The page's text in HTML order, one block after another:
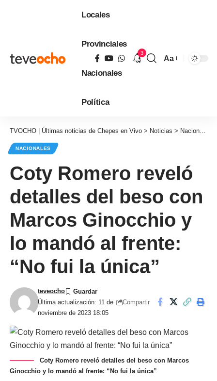
Locales
Provinciales
Nacionales
Política
3
Aa
TVOCHO | Últimas noticias de Chepes en Vivo > Noticias > Nacionales
NACIONALES
Coty Romero reveló
detalles del beso con
Marcos Ginocchio y
lo mandó al frente:
“No fui la única”
Última actualización: 11 de
noviembre de 2023 18:05
teveocho
Compartir
Coty Romero reveló detalles del beso con Marcos
Ginocchio y lo mandó al frente: “No fui la única”